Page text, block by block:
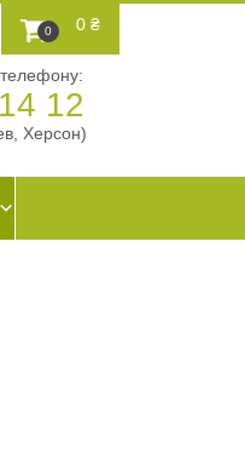
0 0 ₴
12
Херсон)